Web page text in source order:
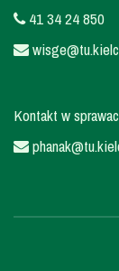
41 34 24 850
Kontakt w